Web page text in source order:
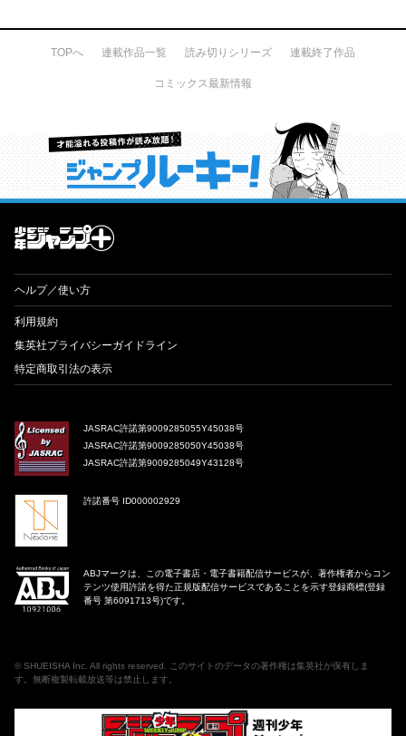
TOPへ 連載作品一覧 読み切りシリーズ 連載終了作品
コミックス最新情報
才能溢れる投稿作が読み放題！ ジャンプルーキー！
ヘルプ／使い方
利用規約
集英社プライバシーガイドライン
特定商取引法の表示
JASRAC許諾第9009285055Y45038号
JASRAC許諾第9009285050Y45038号
JASRAC許諾第9009285049Y43128号
許諾番号 ID000002929
ABJマークは、この電子書店・電子書籍配信サービスが、著作権者からコン
テンツ使用許諾を得た正規版配信サービスであることを示す登録商標(登録
番号 第6091713号)です。
© SHUEISHA Inc . All rights reserved. このサイトのデータの著作権は集英社が保有しま
す。無断複製転載放送等は禁止します。